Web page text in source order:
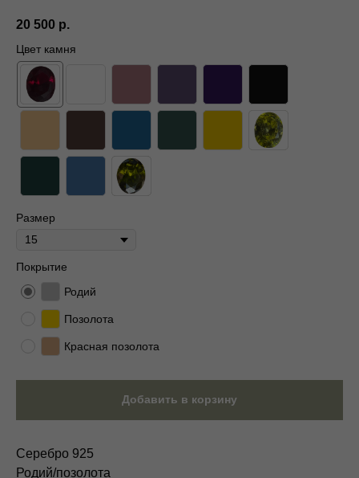
20 500 р.
Цвет камня
Размер
Покрытие
Родий
Позолота
Красная позолота
Добавить в корзину
Серебро 925
Родий/позолота